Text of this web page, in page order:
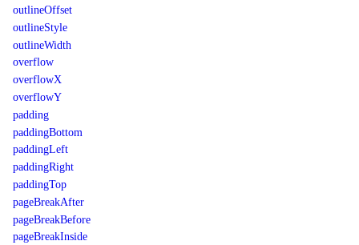
outlineOffset
outlineStyle
outlineWidth
overflow
overflowX
overflowY
padding
paddingBottom
paddingLeft
paddingRight
paddingTop
pageBreakAfter
pageBreakBefore
pageBreakInside